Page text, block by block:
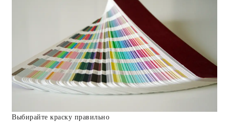
Выбирайте краску правильно